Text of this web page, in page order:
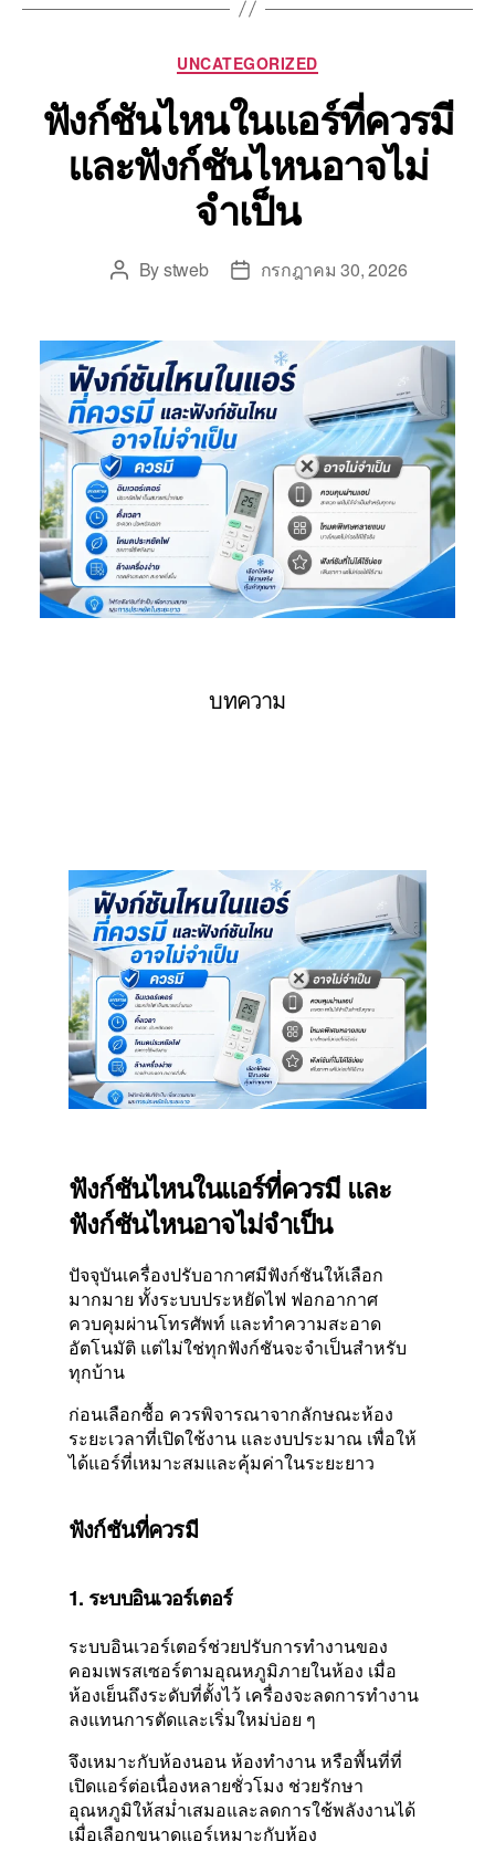
UNCATEGORIZED
ฟังก์ชันไหนในแอร์ที่ควรมี
และฟังก์ชันไหนอาจไม่
จำเป็น
Bystweb กรกฎาคม 30, 2026
บทความ
ฟังก์ชันไหนในแอร์ที่ควรมี และ
ฟังก์ชันไหนอาจไม่จำเป็น
ปัจจุบันเครื่องปรับอากาศมีฟังก์ชันให้เลือก
มากมาย ทั้งระบบประหยัดไฟ ฟอกอากาศ
ควบคุมผ่านโทรศัพท์ และทำความสะอาด
อัตโนมัติ แต่ไม่ใช่ทุกฟังก์ชันจะจำเป็นสำหรับ
ทุกบ้าน
ก่อนเลือกซื้อ ควรพิจารณาจากลักษณะห้อง
ระยะเวลาที่เปิดใช้งาน และงบประมาณ เพื่อให้
ได้แอร์ที่เหมาะสมและคุ้มค่าในระยะยาว
ฟังก์ชันที่ควรมี
1. ระบบอินเวอร์เตอร์
ระบบอินเวอร์เตอร์ช่วยปรับการทำงานของ
คอมเพรสเซอร์ตามอุณหภูมิภายในห้อง เมื่อ
ห้องเย็นถึงระดับที่ตั้งไว้ เครื่องจะลดการทำงาน
ลงแทนการตัดและเริ่มใหม่บ่อย ๆ
จึงเหมาะกับห้องนอน ห้องทำงาน หรือพื้นที่ที่
เปิดแอร์ต่อเนื่องหลายชั่วโมง ช่วยรักษา
อุณหภูมิให้สม่ำเสมอและลดการใช้พลังงานได้
เมื่อเลือกขนาดแอร์เหมาะกับห้อง